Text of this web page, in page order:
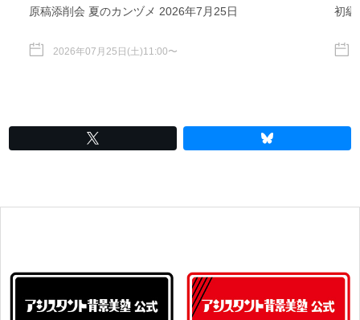
原稿添削会 夏のカンヅメ 2026年7月25日
2026年07月25日(土)11:00〜
初級